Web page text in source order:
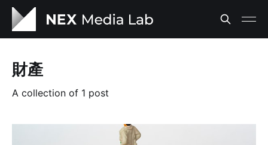
財產
A collection of 1 post